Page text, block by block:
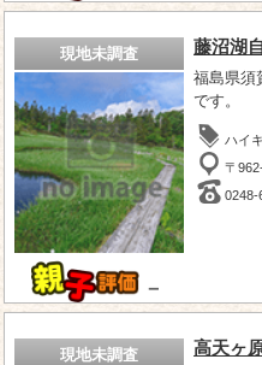
現地未調査
－
藤沼湖
福島県須
です。
ハイ
〒
0248-
現地未調査 高天ヶ